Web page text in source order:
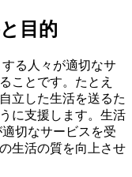
目的
る人々が適切なサ
ことです。たとえ
立した生活を送るた
に支援します。生活
切なサービスを受
生活の質を向上させ